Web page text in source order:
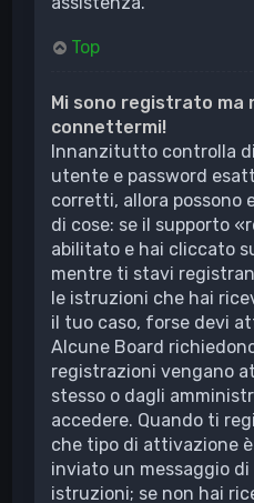
Top
Mi sono registrato ma
connettermi!
Innanzitutto controlla
utente e password
corretti, allora possono
di cose: se il supporto
abilitato e hai cliccato
mentre ti stavi
le istruzioni che hai
il tuo caso, forse devi
Alcune Board
registrazioni vengano
stesso o dagli
accedere. Quando ti
che tipo di attivazione
inviato un messaggio
istruzioni; se non hai